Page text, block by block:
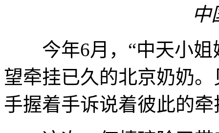
中
今年6月，“中天小姐
望牵挂已久的北京奶奶
手握着手诉说着彼此的